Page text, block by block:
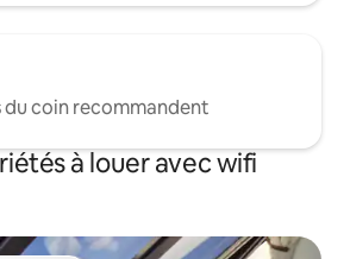
du coin recommandent
à louer avec wifi